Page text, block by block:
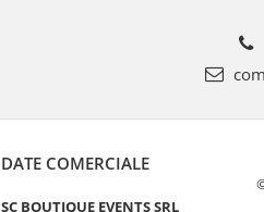
DATE COMERCIALE
SC BOUTIQUE EVENTS SRL